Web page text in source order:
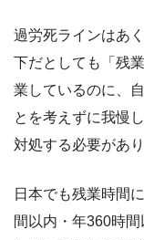
過労死ラインはあ
下だとしても「残
業しているのに、
とを考えずに我慢
対処する必要があり
日本でも残業時間
間以内・年360時